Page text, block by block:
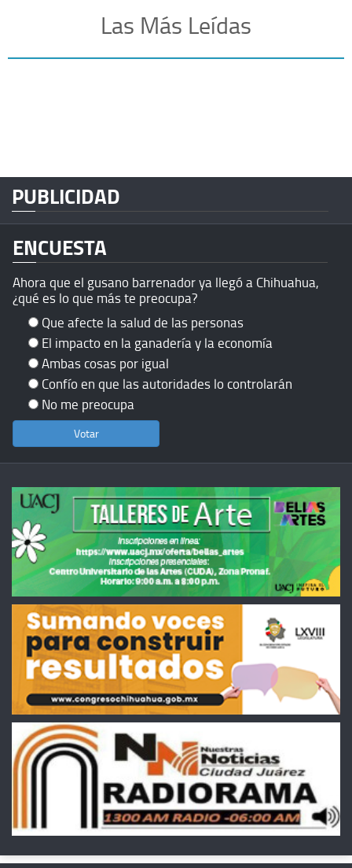
Las Más Leídas
PUBLICIDAD
ENCUESTA
Ahora que el gusano barrenador ya llegó a Chihuahua,
¿qué es lo que más te preocupa?
Que afecte la salud de las personas
El impacto en la ganadería y la economía
Ambas cosas por igual
Confío en que las autoridades lo controlarán
No me preocupa